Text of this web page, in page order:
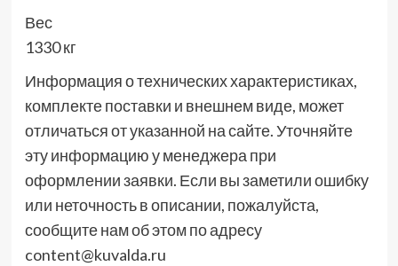
Вес
1330 кг
Информация о технических характеристиках,
комплекте поставки и внешнем виде, может
отличаться от указанной на сайте. Уточняйте
эту информацию у менеджера при
оформлении заявки. Если вы заметили ошибку
или неточность в описании, пожалуйста,
сообщите нам об этом по адресу
content@kuvalda.ru